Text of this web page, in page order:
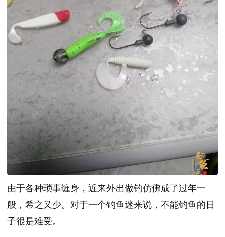
由于各种琐事缠身，近来外出做钓仿佛成了过年一
般，希之又少。对于一个钓鱼迷来说，不能钓鱼的日
子很是难受。